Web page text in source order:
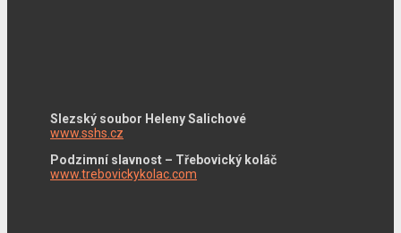
Slezský soubor Heleny Salichové
www.sshs.cz
Podzimní slavnost – Třebovický koláč
www.trebovickykolac.com